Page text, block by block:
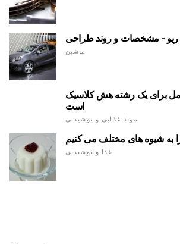
- مشخصات و روند طراحی
ماشین
برای یک رشته هش کلاسیک
است
مواد غذایی و نوشیدنی
به شیوه های مختلف می کنیم
غذا و نوشیدنی